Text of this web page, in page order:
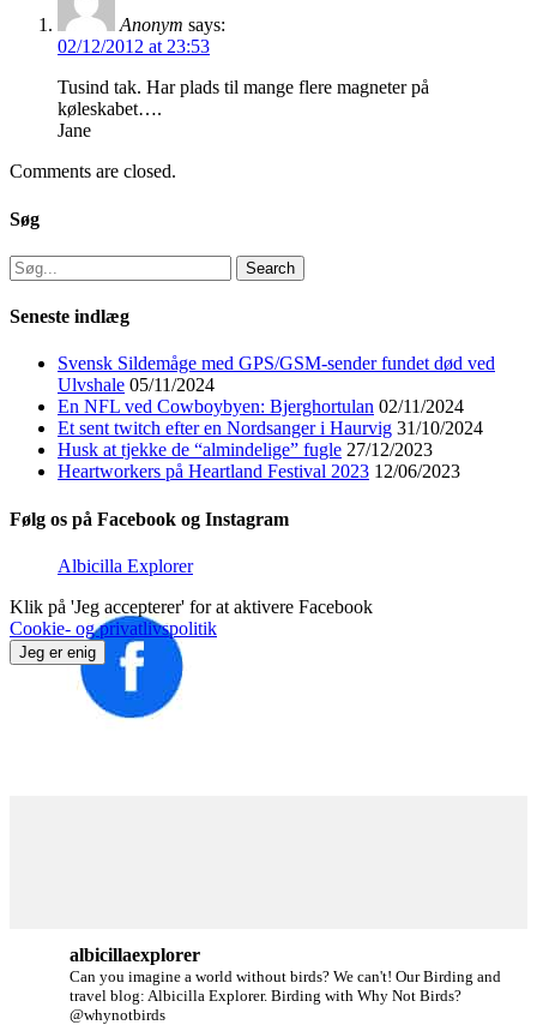
Anonym says:
02/12/2012 at 23:53
Tusind tak. Har plads til mange flere magneter på
køleskabet….
Jane
Comments are closed.
Søg
Search
for:
Seneste indlæg
Svensk Sildemåge med GPS/GSM-sender fundet død ved
Ulvshale 05/11/2024
En NFL ved Cowboybyen: Bjerghortulan 02/11/2024
Et sent twitch efter en Nordsanger i Haurvig 31/10/2024
Husk at tjekke de “almindelige” fugle 27/12/2023
Heartworkers på Heartland Festival 2023 12/06/2023
Følg os på Facebook og Instagram
Albicilla Explorer
Klik på 'Jeg accepterer' for at aktivere Facebook
Cookie- og privatlivspolitik
Jeg er enig
albicillaexplorer
Can you imagine a world without birds? We can't! Our Birding and
travel blog: Albicilla Explorer. Birding with Why Not Birds?
@whynotbirds